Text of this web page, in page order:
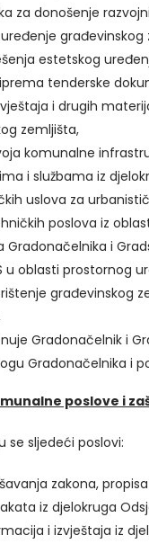
za donošenje
građevinskog
estetskog
tenderske
i drugih
zemljišta,
komunalne
i službama iz
uslova za
poslova iz
i
u oblasti prostornog
građevinskog
Gradonačelnik i
Gradonačelnika i
poslove i
se sljedeći poslovi:
zakona,
iz djelokruga
i izvještaja iz